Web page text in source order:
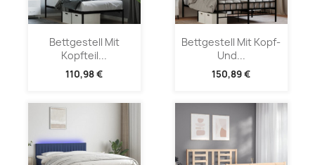
Bettgestell Mit
Kopfteil...
110,98 €
Bettgestell Mit Kopf-
Und...
150,89 €